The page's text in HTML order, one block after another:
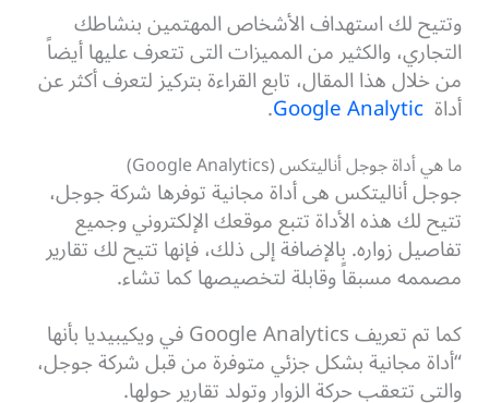
وتتيح لك استهداف الأشخاص المهتمين بنشاطك
التجاري، والكثير من المميزات التى تتعرف عليها أيضاً
من خلال هذا المقال، تابع القراءة بتركيز لتعرف أكثر عن
أداة Google Analytic
.
ما هي أداة جوجل أناليتكس (Google Analytics)
جوجل أناليتكس هى أداة مجانية توفرها شركة جوجل،
تتيح لك هذه الأداة تتبع موقعك الإلكتروني وجميع
تفاصيل زواره. بالإضافة إلى ذلك، فإنها تتيح لك تقارير
مصممه مسبقاً وقابلة لتخصيصها كما تشاء.
كما تم تعريف Google Analytics في ويكيبيديا بأنها
“أداة مجانية بشكل جزئي متوفرة من قبل شركة جوجل،
والتي تتعقب حركة الزوار وتولد تقارير حولها.